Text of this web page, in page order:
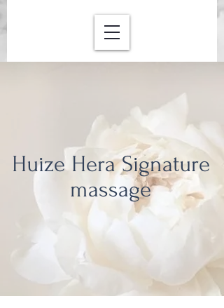
Huize Hera Signature
massage